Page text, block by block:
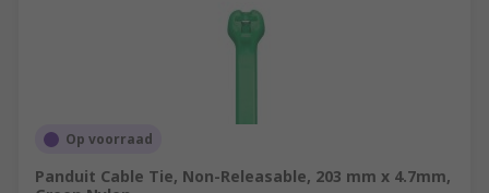
Op voorraad
Panduit Cable Tie, Non-Releasable, 203 mm x 4.7mm,